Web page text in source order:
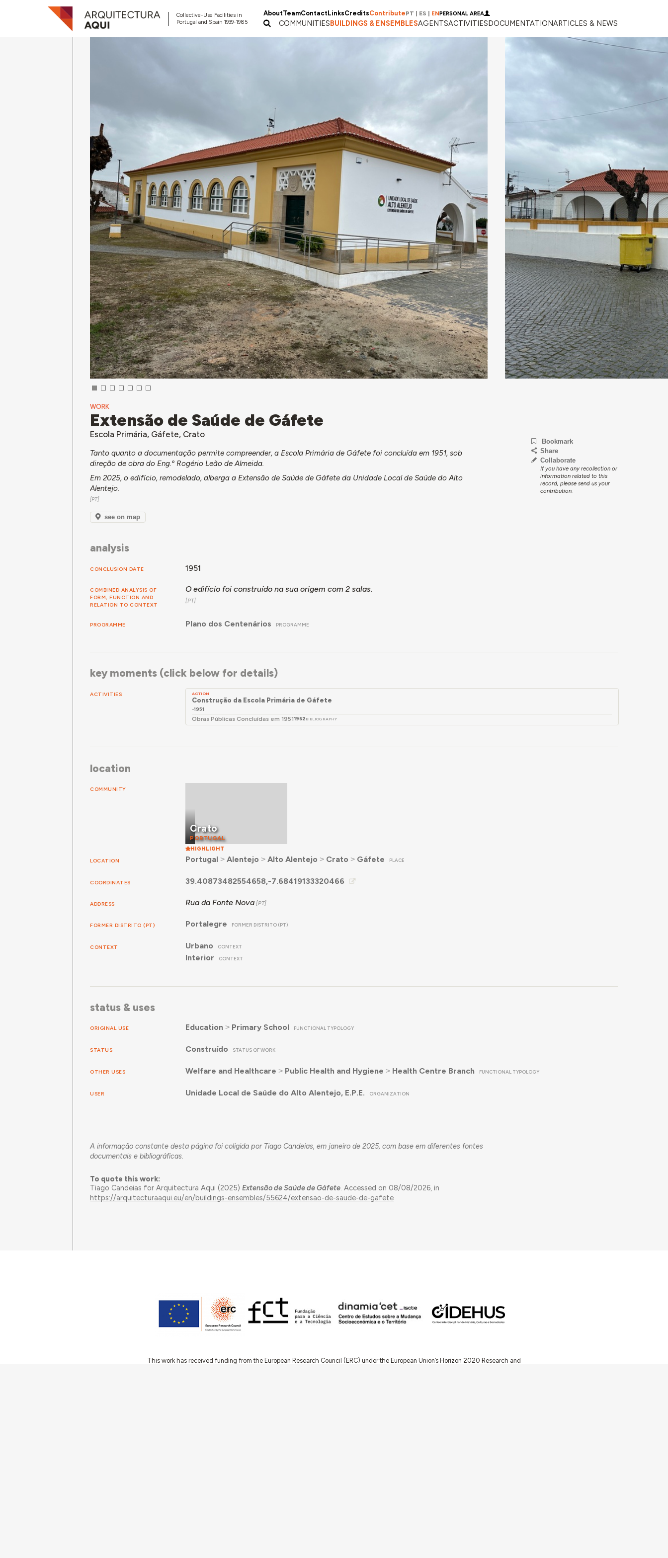
Collective-Use Facilities in
Portugal and Spain 1939-1985
AboutTeamContactLinksCreditsContributePT ES ENPERSONAL AREA
COMMUNITIESBUILDINGS & ENSEMBLESAGENTSACTIVITIESDOCUMENTATIONARTICLES & NEWS
WORK
Extensão de Saúde de Gáfete
Escola Primária, Gáfete, Crato
Tanto quanto a documentação permite compreender, a Escola Primária de Gáfete foi concluída em 1951, sob
direção de obra do Eng.º Rogério Leão de Almeida.
Em 2025, o edifício, remodelado, alberga a Extensão de Saúde de Gáfete da Unidade Local de Saúde do Alto
Alentejo.
see on map
Bookmark
Share
Collaborate
If you have any recollection or
information related to this
record, please send us your
contribution.
analysis
CONCLUSION DATE 1951
COMBINED ANALYSIS OF
FORM, FUNCTION AND
RELATION TO CONTEXT
O edifício foi construído na sua origem com 2 salas.
PROGRAMME Plano dos Centenários PROGRAMME
key moments (click below for details)
ACTIVITIES ACTION
Construção da Escola Primária de Gáfete
-1951
Obras Públicas Concluídas em 19511952 BIBLIOGRAPHY
location
COMMUNITY
Crato
PORTUGAL
HIGHLIGHT
LOCATION Portugal ˃ Alentejo ˃ Alto Alentejo ˃ Crato ˃ Gáfete PLACE
COORDINATES 39.40873482554658,-7.68419133320466
ADDRESS Rua da Fonte Nova
FORMER DISTRITO (PT) Portalegre FORMER DISTRITO (PT)
CONTEXT Urbano CONTEXT
Interior CONTEXT
status & uses
ORIGINAL USE Education ˃ Primary School FUNCTIONAL TYPOLOGY
STATUS Construído STATUS OF WORK
OTHER USES Welfare and Healthcare ˃ Public Health and Hygiene ˃ Health Centre Branch FUNCTIONAL TYPOLOGY
USER Unidade Local de Saúde do Alto Alentejo, E.P.E. ORGANIZATION
A informação constante desta página foi coligida por Tiago Candeias, em janeiro de 2025, com base em diferentes fontes
documentais e bibliográficas.
To quote this work:
Tiago Candeias for Arquitectura Aqui (2025)Extensão de Saúde de Gáfete. Accessed on 08/08/2026, in
https://arquitecturaaqui.eu/en/buildings-ensembles/55624/extensao-de-saude-de-gafete
This work has received funding from the European Research Council (ERC) under the European Union’s Horizon 2020 Research and